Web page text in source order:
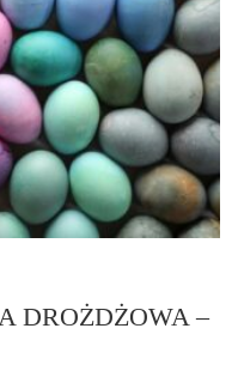
DROŻDŻOWA –